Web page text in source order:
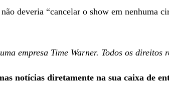
deveria “cancelar o show em
empresa Time Warner. Todos os direitos
notícias diretamente na sua caixa de